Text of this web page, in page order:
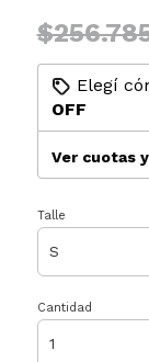
Elegí
OFF
Ver cuotas
Talle
Cantidad